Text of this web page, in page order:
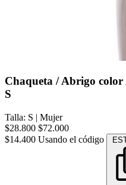
Chaqueta / Abrigo
S
Talla: S | Mujer
$28.800 $72.000
$14.400 Usando el código